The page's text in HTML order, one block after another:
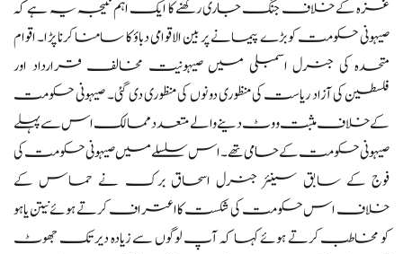
غزہ کے خلاف جنگ جاری رکھنے کا ایک اہم نتیجہ یہ ہے کہ
صیہونی حکومت کو بڑے پیمانے پر بین الاقوامی دباؤ کا سامنا کرنا پڑا۔ اقوام
متحدہ کی جنرل اسمبلی میں صیہونیت مخالف قرارداد اور
فلسطین کی آزاد ریاست کی منظوری دونوں کی منظوری دی گئی۔ صیہونی حکومت
کے خلاف مثبت ووٹ دینے والے متعدد ممالک اس سے پہلے
صیہونی حکومت کے حامی تھے۔ اس سلسلے میں صیہونی حکومت کی
فوج کے سابق سینئر جنرل اسحاق برک نے حماس کے
خلاف اس حکومت کی شکست کا اعتراف کرتے ہوئے نیتن یاہو
کو مخاطب کرتے ہوئے کہا کہ آپ لوگوں سے زیادہ دیر تک جھوٹ